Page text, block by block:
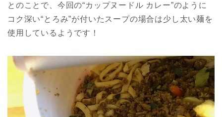
とのことで、今回の“カップヌードル カレー”のように
コク深い“とろみ”が付いたスープの場合は少し太い麺を
使用しているようです！